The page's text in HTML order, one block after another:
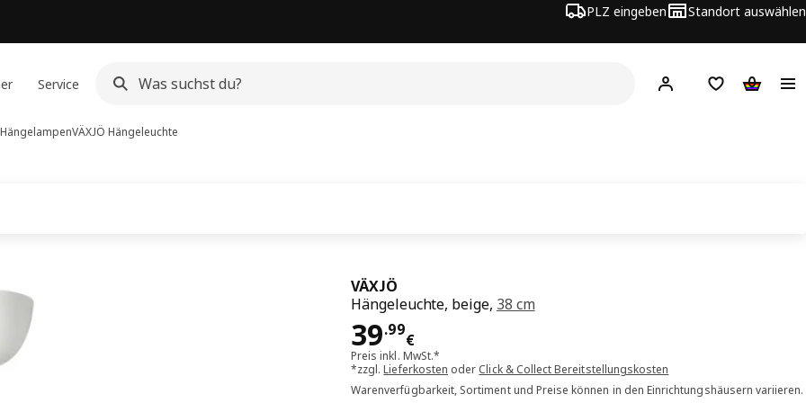
PLZ eingeben Standort auswählen
Service Hej! Hier einloggen
Merkzettel
VÄXJÖ Hängeleuchte
VÄXJÖ
Hängeleuchte, beige, 38 cm
39.99
€
Preis 39.99€
Preis inkl. MwSt.*
*zzgl.Lieferkosten oder Click & Collect Bereitstellungskosten
Warenverfügbarkeit, Sortiment und Preise können in den Einrichtungshäusern variieren.